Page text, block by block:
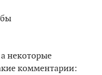
некоторые
комментарии: